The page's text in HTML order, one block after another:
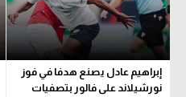
إبراهيم عادل يصنع هدفا في فوز
نورشيلاند على فالور بتصفيات